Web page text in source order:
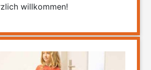
willkommen!